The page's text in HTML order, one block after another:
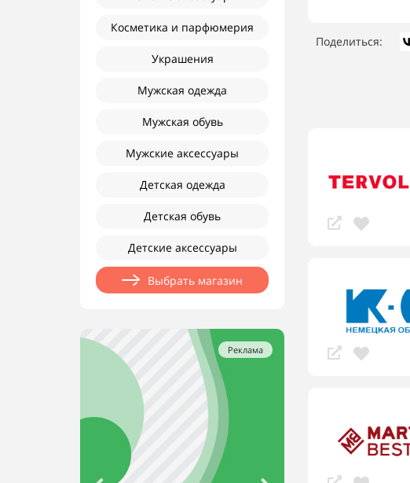
Косметика и парфюмерия
Украшения
Мужская одежда
Мужская обувь
Мужские аксессуары
Детская одежда
Детская обувь
Детские аксессуары
Выбрать магазин
Реклама
Поделиться: